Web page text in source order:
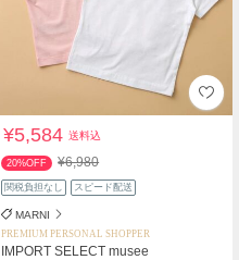
¥5,584送料込
20%OFF ¥6,980
関税負担なし スピード配送
MARNI
PREMIUM PERSONAL SHOPPER
IMPORT SELECT musee